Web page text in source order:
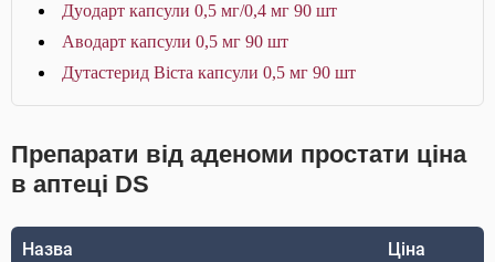
Дуодарт капсули 0,5 мг/0,4 мг 90 шт
Аводарт капсули 0,5 мг 90 шт
Дутастерид Віста капсули 0,5 мг 90 шт
Препарати від аденоми простати ціна
в аптеці DS
Назва Ціна